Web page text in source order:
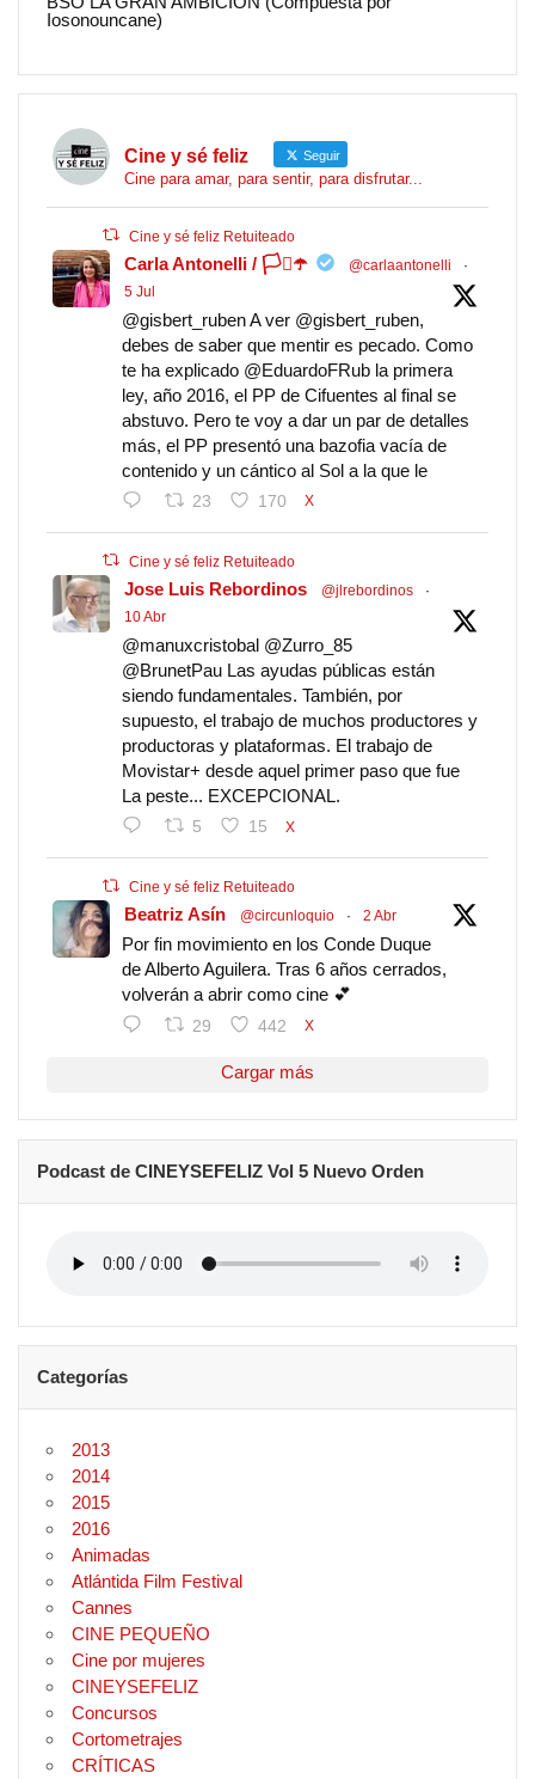
Iosonouncane)
Cine y sé feliz Seguir
Cine para amar, para sentir, para disfrutar...
Cine y sé feliz Retuiteado
Carla Antonelli / 🏳️‍⚧️☂️ @carlaantonelli
·
5 Jul
@gisbert_ruben A ver @gisbert_ruben,
debes de saber que mentir es pecado. Como
te ha explicado @EduardoFRub la primera
ley, año 2016, el PP de Cifuentes al final se
abstuvo. Pero te voy a dar un par de detalles
más, el PP presentó una bazofia vacía de
contenido y un cántico al Sol a la que le
23 170 X
Cine y sé feliz Retuiteado
Jose Luis Rebordinos @jlrebordinos
·
10 Abr
@manuxcristobal @Zurro_85
@BrunetPau Las ayudas públicas están
siendo fundamentales. También, por
supuesto, el trabajo de muchos productores y
productoras y plataformas. El trabajo de
Movistar+ desde aquel primer paso que fue
La peste... EXCEPCIONAL.
5 15 X
Cine y sé feliz Retuiteado
Beatriz Asín @circunloquio · 2 Abr
Por fin movimiento en los Conde Duque
de Alberto Aguilera. Tras 6 años cerrados,
volverán a abrir como cine 💕
29 442 X
Cargar más
Podcast de CINEYSEFELIZ Vol 5 Nuevo Orden
Categorías
2013
2014
2015
2016
Animadas
Atlántida Film Festival
Cannes
CINE PEQUEÑO
Cine por mujeres
CINEYSEFELIZ
Concursos
Cortometrajes
CRÍTICAS